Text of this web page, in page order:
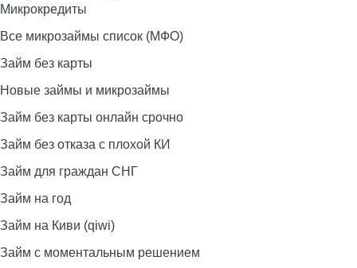
Микрокредиты
Все микрозаймы список (МФО)
Займ без карты
Новые займы и микрозаймы
Займ без карты онлайн срочно
Займ без отказа с плохой КИ
Займ для граждан СНГ
Займ на год
Займ на Киви (qiwi)
Займ c моментальным решением